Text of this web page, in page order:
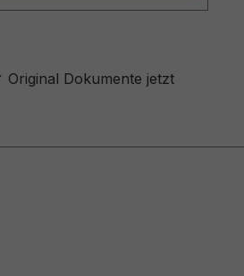
Dokumente jetzt